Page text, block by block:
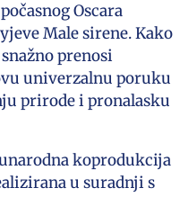
Oscara
Male sirene. Kako
prenosi
univerzalnu poruku
prirode i pronalasku
koprodukcija
u suradnji s